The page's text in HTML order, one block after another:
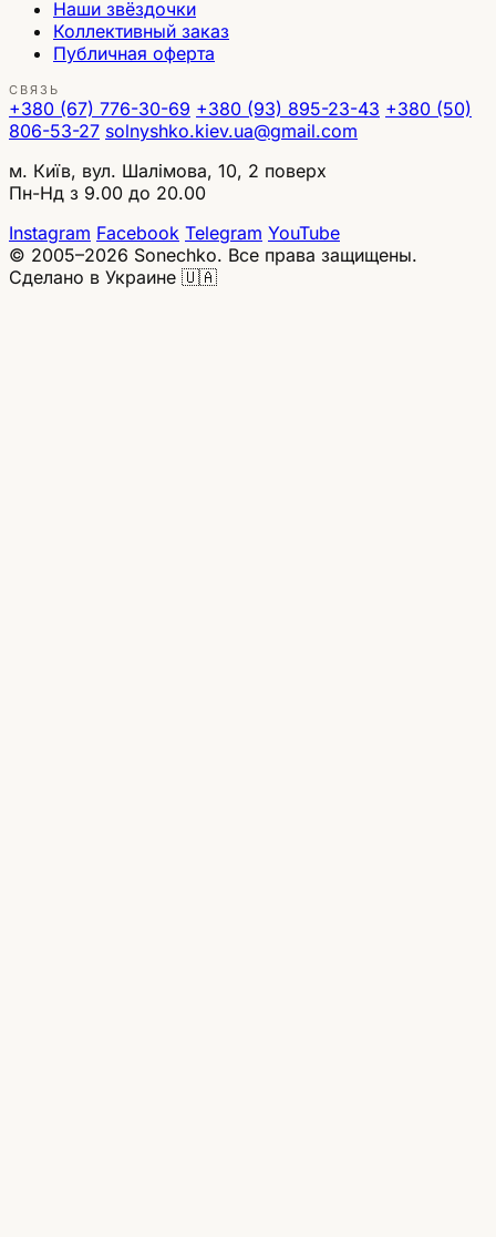
Наши звёздочки
Коллективный заказ
Публичная оферта
СВЯЗЬ
+380 (67) 776-30-69 +380 (93) 895-23-43 +380 (50)
806-53-27 solnyshko.kiev.ua@gmail.com
м. Київ, вул. Шалімова, 10, 2 поверх
Пн-Нд з 9.00 до 20.00
Instagram Facebook Telegram YouTube
© 2005–2026 Sonechko. Все права защищены.
Сделано в Украине 🇺🇦